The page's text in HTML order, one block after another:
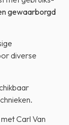
gewaarborgd
diverse
Carl Van